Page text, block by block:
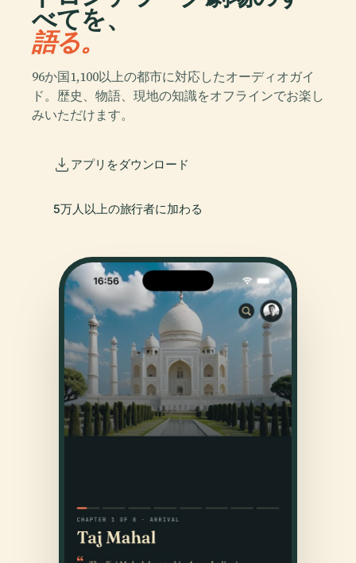
べてを、
語る。
96か国1,100以上の都市に対応したオーディオガイ
ド。歴史、物語、現地の知識をオフラインでお楽し
みいただけます。
アプリをダウンロード
5万人以上の旅行者に加わる